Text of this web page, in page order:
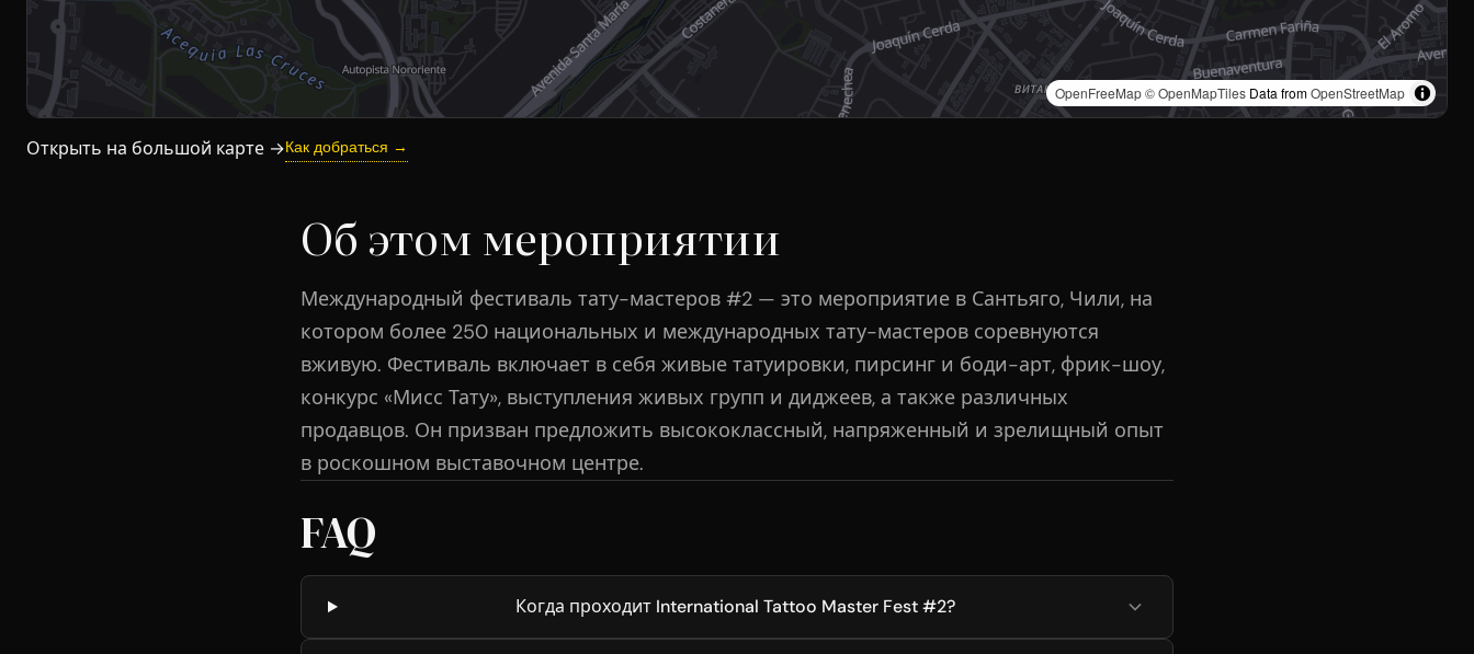
OpenFreeMap© OpenMapTiles Data fromOpenStreetMap
Открыть на большой карте →Как добраться →
Об этом мероприятии
Международный фестиваль тату-мастеров #2 — это мероприятие в Сантьяго, Чили, на
котором более 250 национальных и международных тату-мастеров соревнуются
вживую. Фестиваль включает в себя живые татуировки, пирсинг и боди-арт, фрик-шоу,
конкурс «Мисс Тату», выступления живых групп и диджеев, а также различных
продавцов. Он призван предложить высококлассный, напряженный и зрелищный опыт
в роскошном выставочном центре.
FAQ
Когда проходит International Tattoo Master Fest #2?